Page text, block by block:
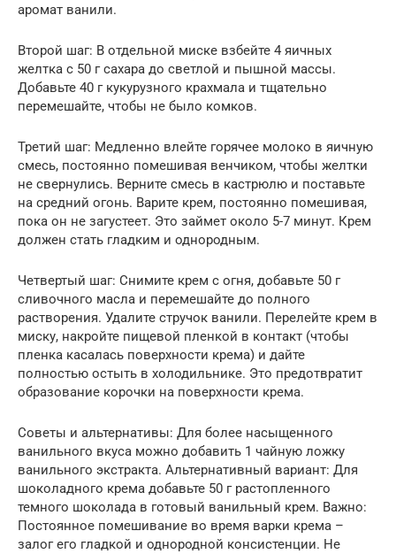
аромат ванили.
Второй шаг: В отдельной миске взбейте 4 яичных
желтка с 50 г сахара до светлой и пышной массы.
Добавьте 40 г кукурузного крахмала и тщательно
перемешайте, чтобы не было комков.
Третий шаг: Медленно влейте горячее молоко в яичную
смесь, постоянно помешивая венчиком, чтобы желтки
не свернулись. Верните смесь в кастрюлю и поставьте
на средний огонь. Варите крем, постоянно помешивая,
пока он не загустеет. Это займет около 5-7 минут. Крем
должен стать гладким и однородным.
Четвертый шаг: Снимите крем с огня, добавьте 50 г
сливочного масла и перемешайте до полного
растворения. Удалите стручок ванили. Перелейте крем в
миску, накройте пищевой пленкой в контакт (чтобы
пленка касалась поверхности крема) и дайте
полностью остыть в холодильнике. Это предотвратит
образование корочки на поверхности крема.
Советы и альтернативы: Для более насыщенного
ванильного вкуса можно добавить 1 чайную ложку
ванильного экстракта. Альтернативный вариант: Для
шоколадного крема добавьте 50 г растопленного
темного шоколада в готовый ванильный крем. Важно:
Постоянное помешивание во время варки крема –
залог его гладкой и однородной консистенции. Не